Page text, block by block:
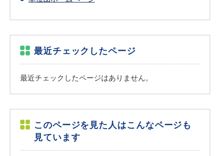
最近チェックしたページ
最近チェックしたページはありません。
このページを見た人はこんなページも
見ています